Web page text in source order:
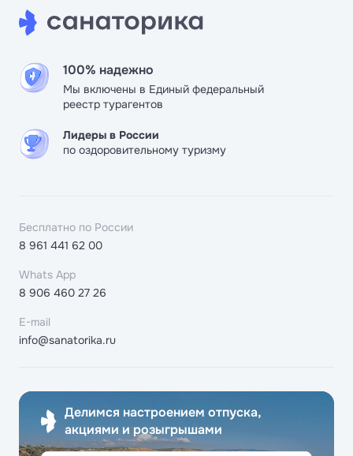
100% надежно
Мы включены в Единый федеральный
реестр турагентов
Лидеры в России
по оздоровительному туризму
Бесплатно по России
8 961 441 62 00
Whats App
8 906 460 27 26
E-mail
info@sanatorika.ru
Делимся настроением отпуска,
акциями и розыгрышами